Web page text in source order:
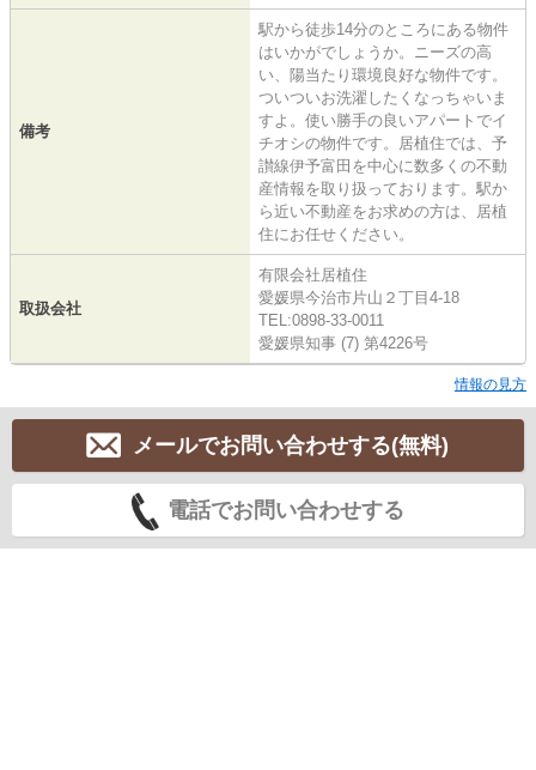
備考
駅から徒歩14分のところにある物件
はいかがでしょうか。ニーズの高
い、陽当たり環境良好な物件です。
ついついお洗濯したくなっちゃいま
すよ。使い勝手の良いアパートでイ
チオシの物件です。居植住では、予
讃線伊予富田を中心に数多くの不動
産情報を取り扱っております。駅か
ら近い不動産をお求めの方は、居植
住にお任せください。
取扱会社
有限会社居植住
愛媛県今治市片山２丁目4-18
TEL:0898-33-0011
愛媛県知事 (7) 第4226号
情報の見方
メールでお問い合わせする(無料)
電話でお問い合わせする